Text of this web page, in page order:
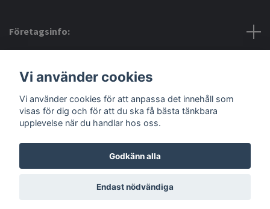
Företagsinfo:
Sociala medier
© 2026 Amerino
Vi använder cookies
Vi använder cookies för att anpassa det innehåll som
visas för dig och för att du ska få bästa tänkbara
upplevelse när du handlar hos oss.
Godkänn alla
Endast nödvändiga